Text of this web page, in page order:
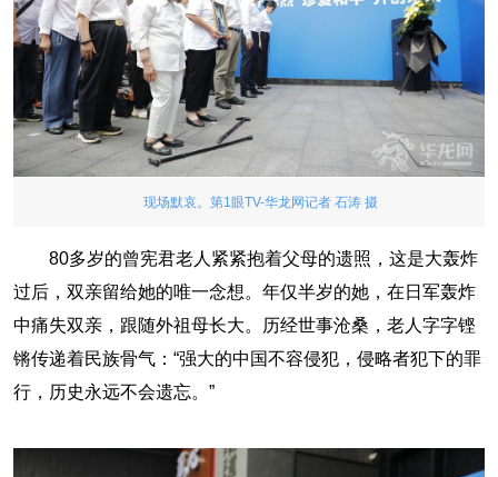
现场默哀。第1眼TV-华龙网记者 石涛 摄
80多岁的曾宪君老人紧紧抱着父母的遗照，这是大轰炸
过后，双亲留给她的唯一念想。年仅半岁的她，在日军轰炸
中痛失双亲，跟随外祖母长大。历经世事沧桑，老人字字铿
锵传递着民族骨气：“强大的中国不容侵犯，侵略者犯下的罪
行，历史永远不会遗忘。”